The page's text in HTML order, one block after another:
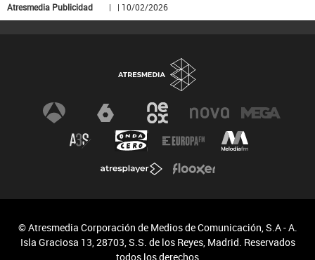
Atresmedia Publicidad | | 10/02/2026
© Atresmedia Corporación de Medios de Comunicación, S.A - A.
Isla Graciosa 13, 28703, S.S. de los Reyes, Madrid. Reservados
todos los derechos